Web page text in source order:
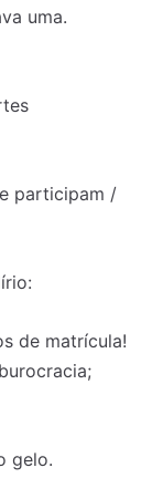
uma.
participam /
de matrícula!
gelo.